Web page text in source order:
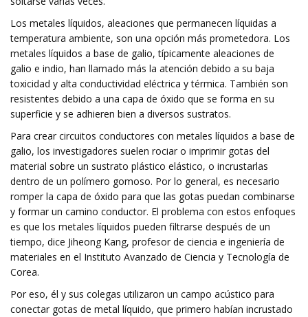
Los metales líquidos, aleaciones que permanecen líquidas a
temperatura ambiente, son una opción más prometedora. Los
metales líquidos a base de galio, típicamente aleaciones de
galio e indio, han llamado más la atención debido a su baja
toxicidad y alta conductividad eléctrica y térmica. También son
resistentes debido a una capa de óxido que se forma en su
superficie y se adhieren bien a diversos sustratos.
Para crear circuitos conductores con metales líquidos a base de
galio, los investigadores suelen rociar o imprimir gotas del
material sobre un sustrato plástico elástico, o incrustarlas
dentro de un polímero gomoso. Por lo general, es necesario
romper la capa de óxido para que las gotas puedan combinarse
y formar un camino conductor. El problema con estos enfoques
es que los metales líquidos pueden filtrarse después de un
tiempo, dice Jiheong Kang, profesor de ciencia e ingeniería de
materiales en el Instituto Avanzado de Ciencia y Tecnología de
Corea.
Por eso, él y sus colegas utilizaron un campo acústico para
conectar gotas de metal líquido, que primero habían incrustado